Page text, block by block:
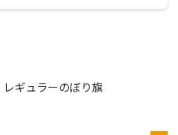
レギュラーのぼり旗